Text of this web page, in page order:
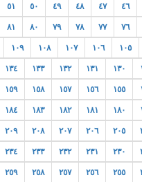
٤٦ ٤٧ ٤٨ ٤٩ ٥٠ ٥١
٧٦ ٧٧ ٧٨ ٧٩ ٨٠ ٨١
١٠٥ ١٠٦ ١٠٧ ١٠٨ ١٠٩
١٣٠ ١٣١ ١٣٢ ١٣٣ ١٣٤
١٥٥ ١٥٦ ١٥٧ ١٥٨ ١٥٩
١٨٠ ١٨١ ١٨٢ ١٨٣ ١٨٤
٢٠٥ ٢٠٦ ٢٠٧ ٢٠٨ ٢٠٩
٢٣٠ ٢٣١ ٢٣٢ ٢٣٣ ٢٣٤
٢٥٥ ٢٥٦ ٢٥٧ ٢٥٨ ٢٥٩